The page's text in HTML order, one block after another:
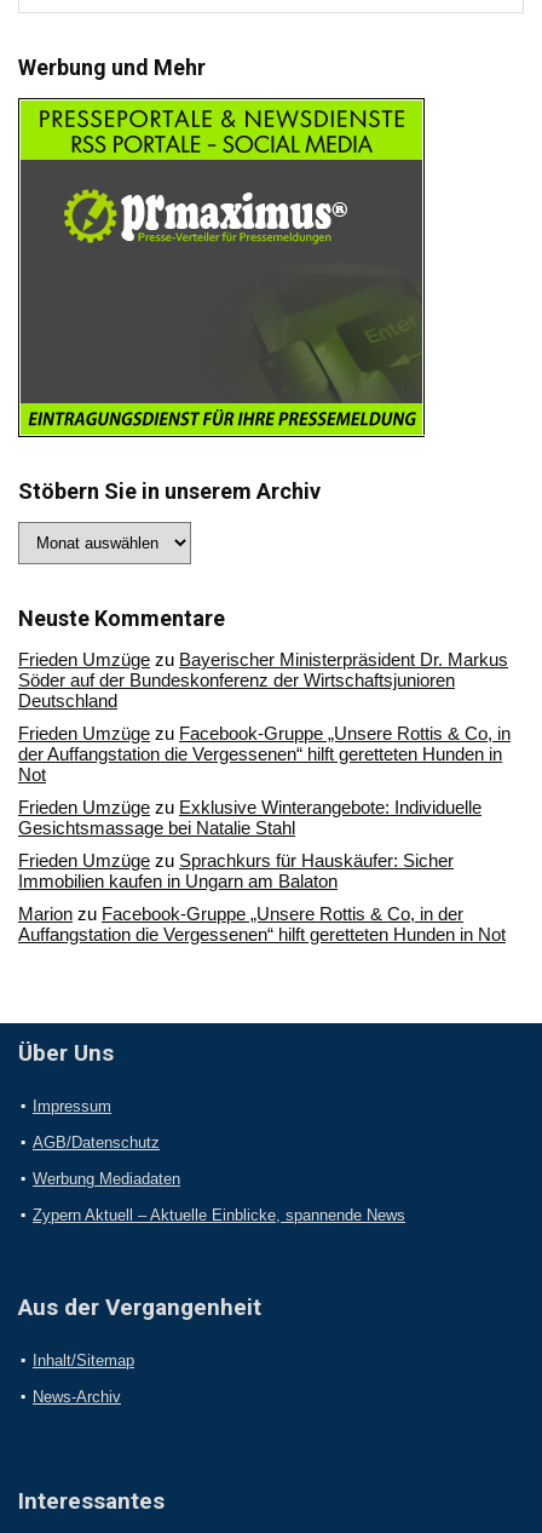
Werbung und Mehr
Stöbern Sie in unserem Archiv
Sie
Archiv
Neuste Kommentare
Frieden Umzüge zu Bayerischer Ministerpräsident Dr. Markus
Söder auf der Bundeskonferenz der Wirtschaftsjunioren
Deutschland
Frieden Umzüge zu Facebook-Gruppe „Unsere Rottis & Co, in
der Auffangstation die Vergessenen“ hilft geretteten Hunden in
Not
Frieden Umzüge zu Exklusive Winterangebote: Individuelle
Gesichtsmassage bei Natalie Stahl
Frieden Umzüge zu Sprachkurs für Hauskäufer: Sicher
Immobilien kaufen in Ungarn am Balaton
Marion zu Facebook-Gruppe „Unsere Rottis & Co, in der
Auffangstation die Vergessenen“ hilft geretteten Hunden in Not
Über Uns
Impressum
AGB/Datenschutz
Werbung Mediadaten
Zypern Aktuell – Aktuelle Einblicke, spannende News
Aus der Vergangenheit
Inhalt/Sitemap
News-Archiv
Interessantes